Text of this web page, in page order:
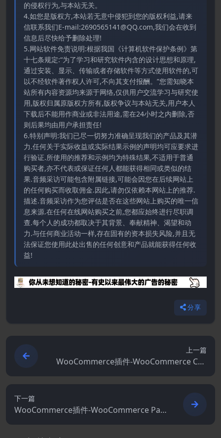
的侵权行为,与本站无关。
4.如您是版权方,本站若无意中侵犯到您的版权利益,请来
信联系我们E-mail:2690565141@QQ.com,我们会在收到
信息后尽快给予删除处理!
5.网站软件免责说明:根据我国《计算机软件保护条例》第
十七条规定:“为了学习和研究软件内含的设计思想和原理,
通过安装、显示、传输或者存储软件等方式使用软件的,可
以不经软件著作权人许可,不向其支付报酬。”您需知晓本
站所有内容资源均来源于网络,仅供用户交流学习与研究使
用,版权归属原版权方所有,版权争议与本站无关,用户本人
下载后不能用作商业或非法用途,需在24小时之内删除,否
则后果均由用户承担责任!
6.特别声明:我们已尽一切努力准确呈现我们的产品及其潜
力.任何关于实际收益或实际结果示例的声明均可应要求进
行验证.所使用的推荐和示例均为特殊结果,不适用于普通
购买者,亦不代表或保证任何人都能获得相同或类似的结
果.音频采访可能包含附属链接,可能会因您在后续网站上
的任何购买而收取佣金.因此,请勿仅依赖本网站上的推荐.
描述.音频采访作为您评估是否在这些网站上购买的唯一信
息来源.在任何在线网站购买之前,您都应始终进行尽职调
查.每个人的成功都取决于其背景、奉献精神、渴望和动
力.与任何商业活动一样,存在固有的资本损失风险,并且无
法保证您使用此处出售的任何创意和产品就能获得任何收
益!
分享
上一篇
WooCommerce插件-WooCommerce Cus
tomer / Order / Coupon Export 5.5.3
下一篇
WooCommerce插件-WooCommerce Pay
ment Gateway Based Fees 4.2